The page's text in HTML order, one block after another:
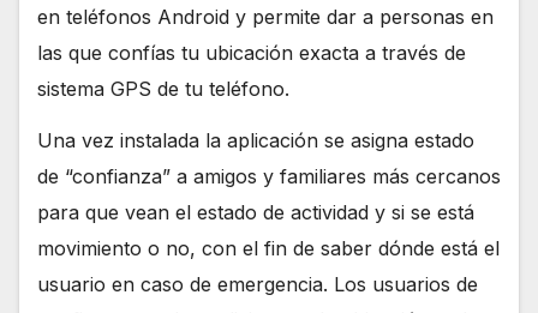
en teléfonos Android y permite dar a personas en
las que confías tu ubicación exacta a través de
sistema GPS de tu teléfono.
Una vez instalada la aplicación se asigna estado
de “confianza” a amigos y familiares más cercanos
para que vean el estado de actividad y si se está
movimiento o no, con el fin de saber dónde está el
usuario en caso de emergencia. Los usuarios de